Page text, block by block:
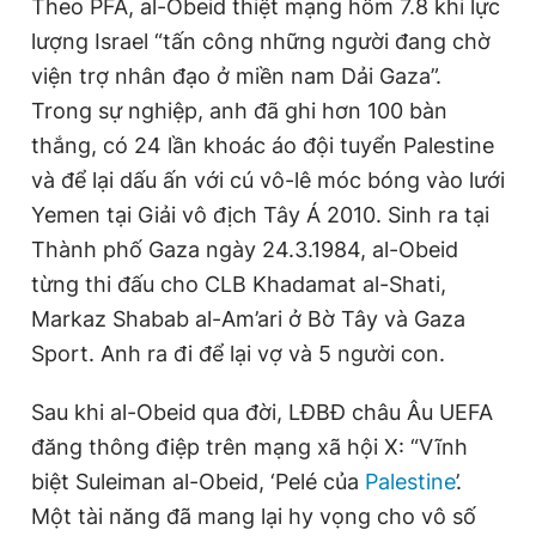
i
m
e
Theo PFA, al-Obeid thiệt mạng hôm 7.8 khi lực
lượng Israel “tấn công những người đang chờ
viện trợ nhân đạo ở miền nam Dải Gaza”.
Trong sự nghiệp, anh đã ghi hơn 100 bàn
thắng, có 24 lần khoác áo đội tuyển Palestine
và để lại dấu ấn với cú vô-lê móc bóng vào lưới
Yemen tại Giải vô địch Tây Á 2010. Sinh ra tại
Thành phố Gaza ngày 24.3.1984, al-Obeid
từng thi đấu cho CLB Khadamat al-Shati,
Markaz Shabab al-Am’ari ở Bờ Tây và Gaza
Sport. Anh ra đi để lại vợ và 5 người con.
Sau khi al-Obeid qua đời, LĐBĐ châu Âu UEFA
đăng thông điệp trên mạng xã hội X: “Vĩnh
biệt Suleiman al-Obeid, ‘Pelé của Palestine’.
Một tài năng đã mang lại hy vọng cho vô số